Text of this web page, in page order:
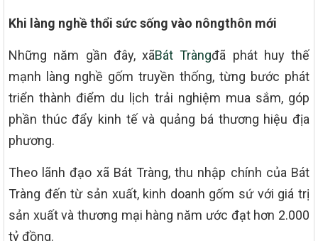
Khi làng nghề thổi sức sống vào nôngthôn mới
Những năm gần đây, xãBát Tràngđã phát huy thế
mạnh làng nghề gốm truyền thống, từng bước phát
triển thành điểm du lịch trải nghiệm mua sắm, góp
phần thúc đẩy kinh tế và quảng bá thương hiệu địa
phương.
Theo lãnh đạo xã Bát Tràng, thu nhập chính của Bát
Tràng đến từ sản xuất, kinh doanh gốm sứ với giá trị
sản xuất và thương mại hàng năm ước đạt hơn 2.000
tỷ đồng.